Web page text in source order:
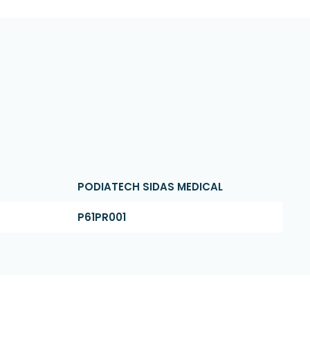
PODIATECH SIDAS MEDICAL
P61PR001